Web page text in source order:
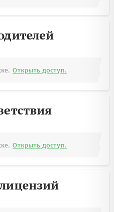
Открыть доступ.
Открыть доступ.